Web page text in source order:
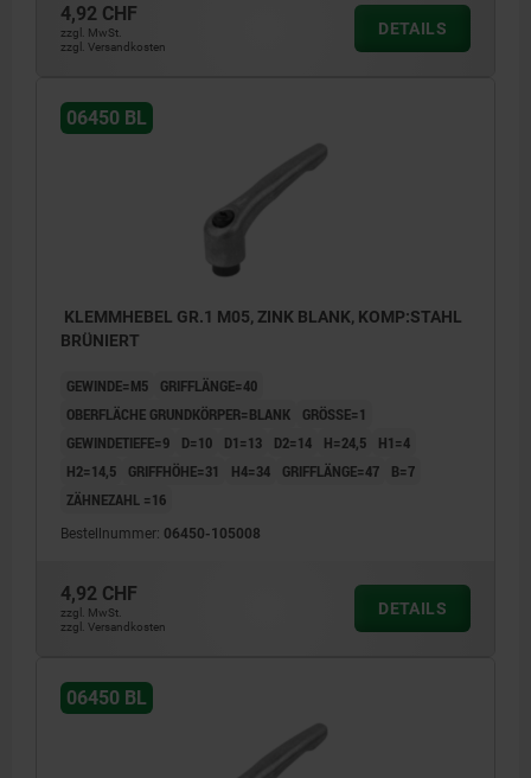
4,92 CHF
zzgl. MwSt.
zzgl. Versandkosten
DETAILS
06450 BL
KLEMMHEBEL GR.1 M05, ZINK BLANK, KOMP:STAHL
BRÜNIERT
GEWINDE=M5
GRIFFLÄNGE=40
OBERFLÄCHE GRUNDKÖRPER=BLANK
GRÖSSE=1
GEWINDETIEFE=9
D=10 D1=13 D2=14 H=24,5
H1=4
H2=14,5
GRIFFHÖHE=31 H4=34 GRIFFLÄNGE=47
B=7
ZÄHNEZAHL =16
Bestellnummer: 06450-105008
4,92 CHF
zzgl. MwSt.
zzgl. Versandkosten
DETAILS
06450 BL